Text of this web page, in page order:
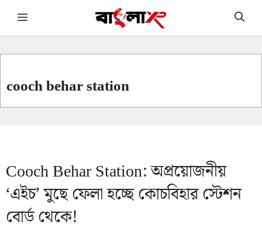
Skip Menu
cooch behar station
Cooch Behar Station: অপ্রয়োজনীয়
‘এইচ’ মুছে ফেলা হচ্ছে কোচবিহার স্টেশন
বোর্ড থেকে!